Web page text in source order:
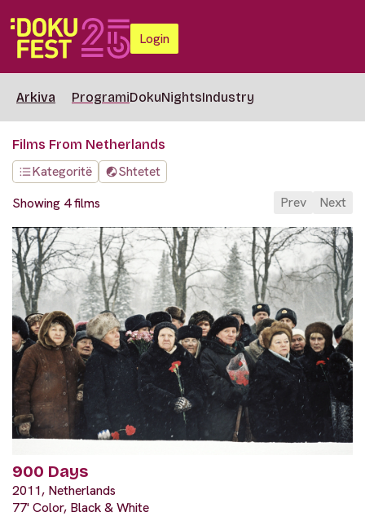
Login
Arkiva ProgramiDokuNightsIndustry
Films From Netherlands
Kategoritë
Shtetet
Showing 4 films
Prev Next
900 Days
2011, Netherlands
77' Color, Black & White